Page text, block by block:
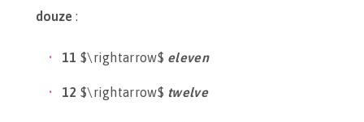
douze :
11 $\rightarrow$ eleven
12 $\rightarrow$ twelve